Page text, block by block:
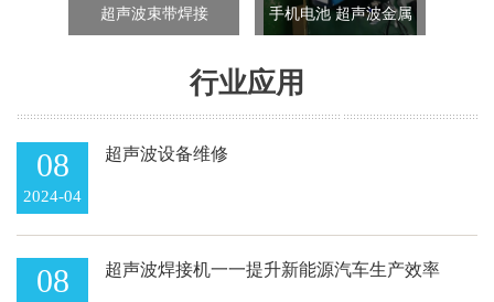
超声波束带焊接 手机电池 超声波金属
行业应用
08
2024-04
超声波设备维修
08
超声波焊接机一一提升新能源汽车生产效率